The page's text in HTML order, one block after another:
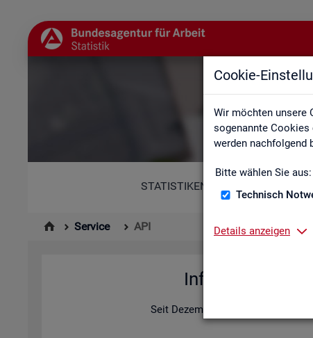
Cookie-
Wir möchten unsere
sogenannte
werden nachfolgend
Bitte wählen Sie aus:
Technisch
Details anzeigen
STATISTIKEN
Service API
In­for­ma­tio­nen
Seit De­zem­ber 2025 bie­tet die